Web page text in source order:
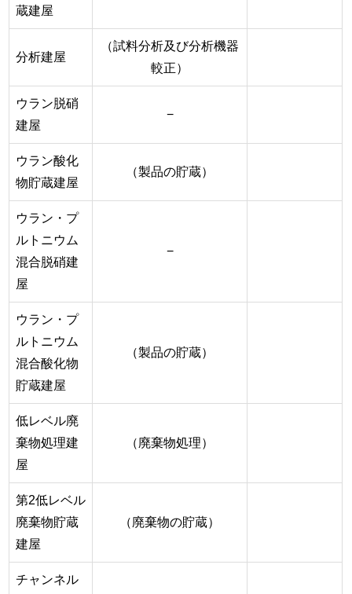
蔵建屋
分析建屋
（試料分析及び分析機器
較正）
ウラン脱硝
建屋
−
ウラン酸化
物貯蔵建屋
（製品の貯蔵）
ウラン・プ
ルトニウム
混合脱硝建
屋
−
ウラン・プ
ルトニウム
混合酸化物
貯蔵建屋
（製品の貯蔵）
低レベル廃
棄物処理建
屋
（廃棄物処理）
第2低レベル
廃棄物貯蔵
建屋
（廃棄物の貯蔵）
チャンネル